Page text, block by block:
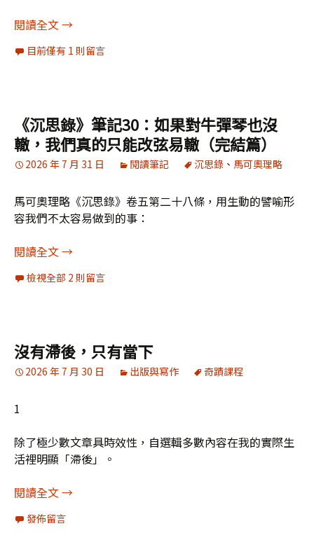
閱讀全文（重刊）昏鴉
→
目前僅有 1 則留言
《沉思錄》筆記30：如果對牛彈琴也沒
轍，我們真的只能改弦易轍（完結篇）
2026 年 7 月 31 日 閱讀筆記 沉思錄 、 馬可奧理略
馬可奧理略《沉思錄》卷五第二十八條，用生動的譬喻形
容我們不太容易做到的事：
閱讀全文《沉思錄》筆記30：如果對牛彈琴也沒轍，我們
→
檢視全部 2 則留言
沒有滯後，只有當下
2026 年 7 月 30 日 出版與寫作 奇蹟課程
1
除了極少數文章具時效性，自選輯多數內容在我的實際生
活裡明顯「滯後」。
閱讀全文沒有滯後，只有當下
→
發佈留言